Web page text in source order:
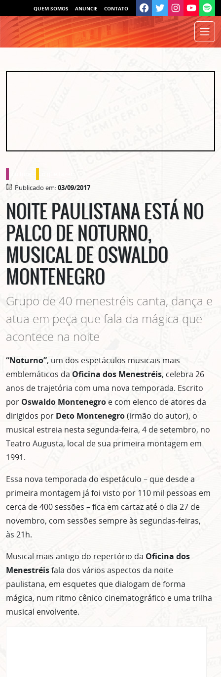
QUEM SOMOS ANUNCIE CONTATO
Publicado em:03/09/2017
NOITE PAULISTANA ESTÁ NO
PALCO DE NOTURNO,
MUSICAL DE OSWALDO
MONTENEGRO
Grupo de 40 menestréis canta, dança e
atua em peça que fala da mágica que
acontece na noite
“Noturno”, um dos espetáculos musicais mais
emblemáticos da Oficina dos Menestréis, celebra 26
anos de trajetória com uma nova temporada. Escrito
por Oswaldo Montenegro e com elenco de atores da
dirigidos por Deto Montenegro(irmão do autor), o
musical estreia nesta segunda-feira, 4 de setembro, no
Teatro Augusta, local de sua primeira montagem em
1991.
Essa nova temporada do espetáculo – que desde a
primeira montagem já foi visto por 110 mil pessoas em
cerca de 400 sessões – fica em cartaz até o dia 27 de
novembro, com sessões sempre às segundas-feiras,
às 21h.
Musical mais antigo do repertório da Oficina dos
Menestréisfala dos vários aspectos da noite
paulistana, em esquetes que dialogam de forma
mágica, num ritmo cênico cinematográfico e uma trilha
musical envolvente.